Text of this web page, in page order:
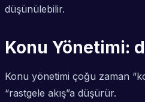
düşünülebilir.
Konu Yönetimi:
Konu yönetimi çoğu zaman
“rastgele akış”a düşürür.